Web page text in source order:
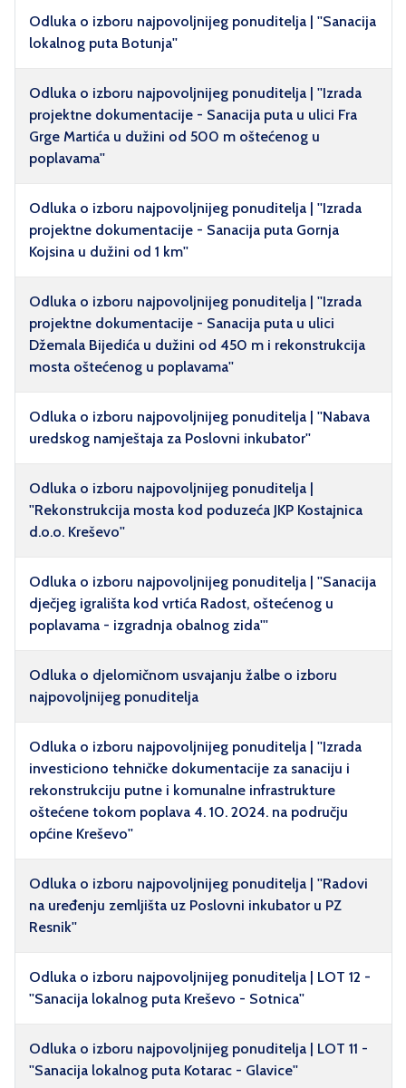
Odluka o izboru najpovoljnijeg ponuditelja | ''Sanacija
lokalnog puta Botunja''
Odluka o izboru najpovoljnijeg ponuditelja | ''Izrada
projektne dokumentacije - Sanacija puta u ulici Fra
Grge Martića u dužini od 500 m oštećenog u
poplavama''
Odluka o izboru najpovoljnijeg ponuditelja | ''Izrada
projektne dokumentacije - Sanacija puta Gornja
Kojsina u dužini od 1 km''
Odluka o izboru najpovoljnijeg ponuditelja | ''Izrada
projektne dokumentacije - Sanacija puta u ulici
Džemala Bijedića u dužini od 450 m i rekonstrukcija
mosta oštećenog u poplavama''
Odluka o izboru najpovoljnijeg ponuditelja | ''Nabava
uredskog namještaja za Poslovni inkubator''
Odluka o izboru najpovoljnijeg ponuditelja |
''Rekonstrukcija mosta kod poduzeća JKP Kostajnica
d.o.o. Kreševo''
Odluka o izboru najpovoljnijeg ponuditelja | ''Sanacija
dječjeg igrališta kod vrtića Radost, oštećenog u
poplavama - izgradnja obalnog zida'''
Odluka o djelomičnom usvajanju žalbe o izboru
najpovoljnijeg ponuditelja
Odluka o izboru najpovoljnijeg ponuditelja | ''Izrada
investiciono tehničke dokumentacije za sanaciju i
rekonstrukciju putne i komunalne infrastrukture
oštećene tokom poplava 4. 10. 2024. na području
općine Kreševo''
Odluka o izboru najpovoljnijeg ponuditelja | ''Radovi
na uređenju zemljišta uz Poslovni inkubator u PZ
Resnik''
Odluka o izboru najpovoljnijeg ponuditelja | LOT 12 -
''Sanacija lokalnog puta Kreševo - Sotnica''
Odluka o izboru najpovoljnijeg ponuditelja | LOT 11 -
''Sanacija lokalnog puta Kotarac - Glavice''